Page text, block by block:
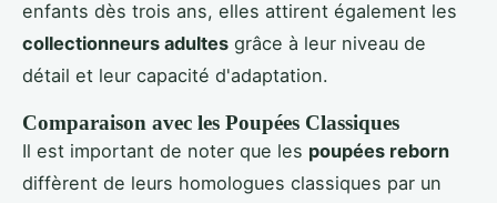
enfants dès trois ans, elles attirent également les
collectionneurs adultes grâce à leur niveau de
détail et leur capacité d'adaptation.
Comparaison avec les Poupées Classiques
Il est important de noter que les poupées reborn
diffèrent de leurs homologues classiques par un